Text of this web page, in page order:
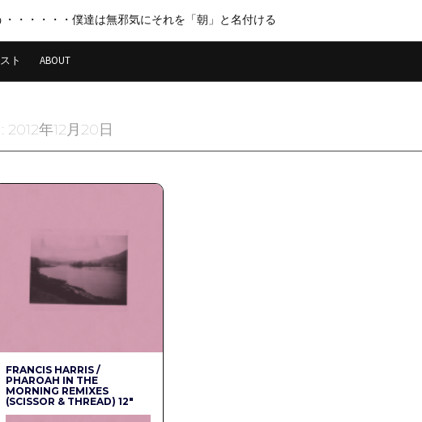
・・・・・僕達は無邪気にそれを「朝」と名付ける
ト ABOUT
2012年12月20日
FRANCIS HARRIS /
PHAROAH IN THE
MORNING REMIXES
(SCISSOR & THREAD) 12″